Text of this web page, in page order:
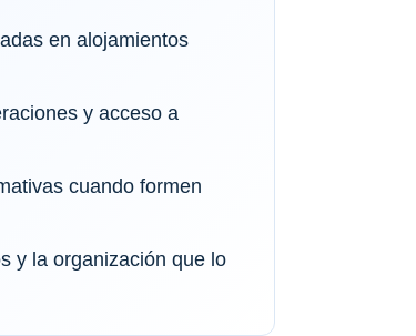
en alojamientos
y acceso a
cuando formen
y la organización que lo